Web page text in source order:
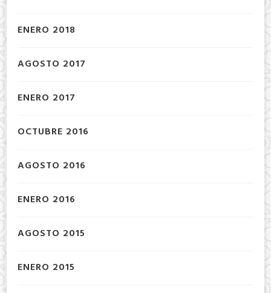
ENERO 2018
AGOSTO 2017
ENERO 2017
OCTUBRE 2016
AGOSTO 2016
ENERO 2016
AGOSTO 2015
ENERO 2015